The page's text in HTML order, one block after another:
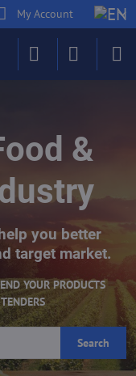
My Account
&
you better
target market.
YOUR PRODUCTS
Search